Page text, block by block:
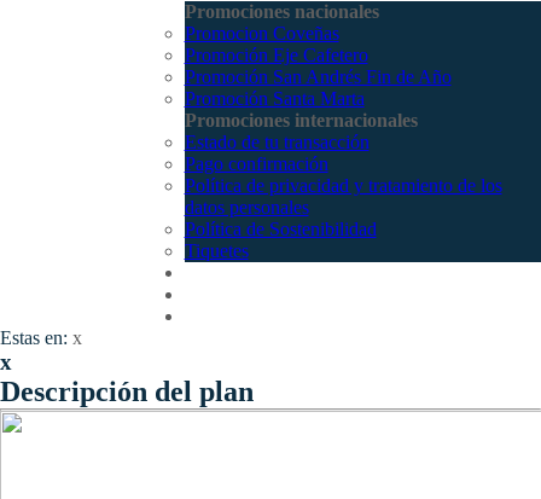
Promociones nacionales
Promocion Coveñas
Promoción Eje Cafetero
Promoción San Andrés Fin de Año
Promoción Santa Marta
Promociones internacionales
Estado de tu transacción
Pago confirmación
Política de privacidad y tratamiento de los
datos personales
Política de Sostenibilidad
Tiquetes
Estas en: x
x
Descripción del plan